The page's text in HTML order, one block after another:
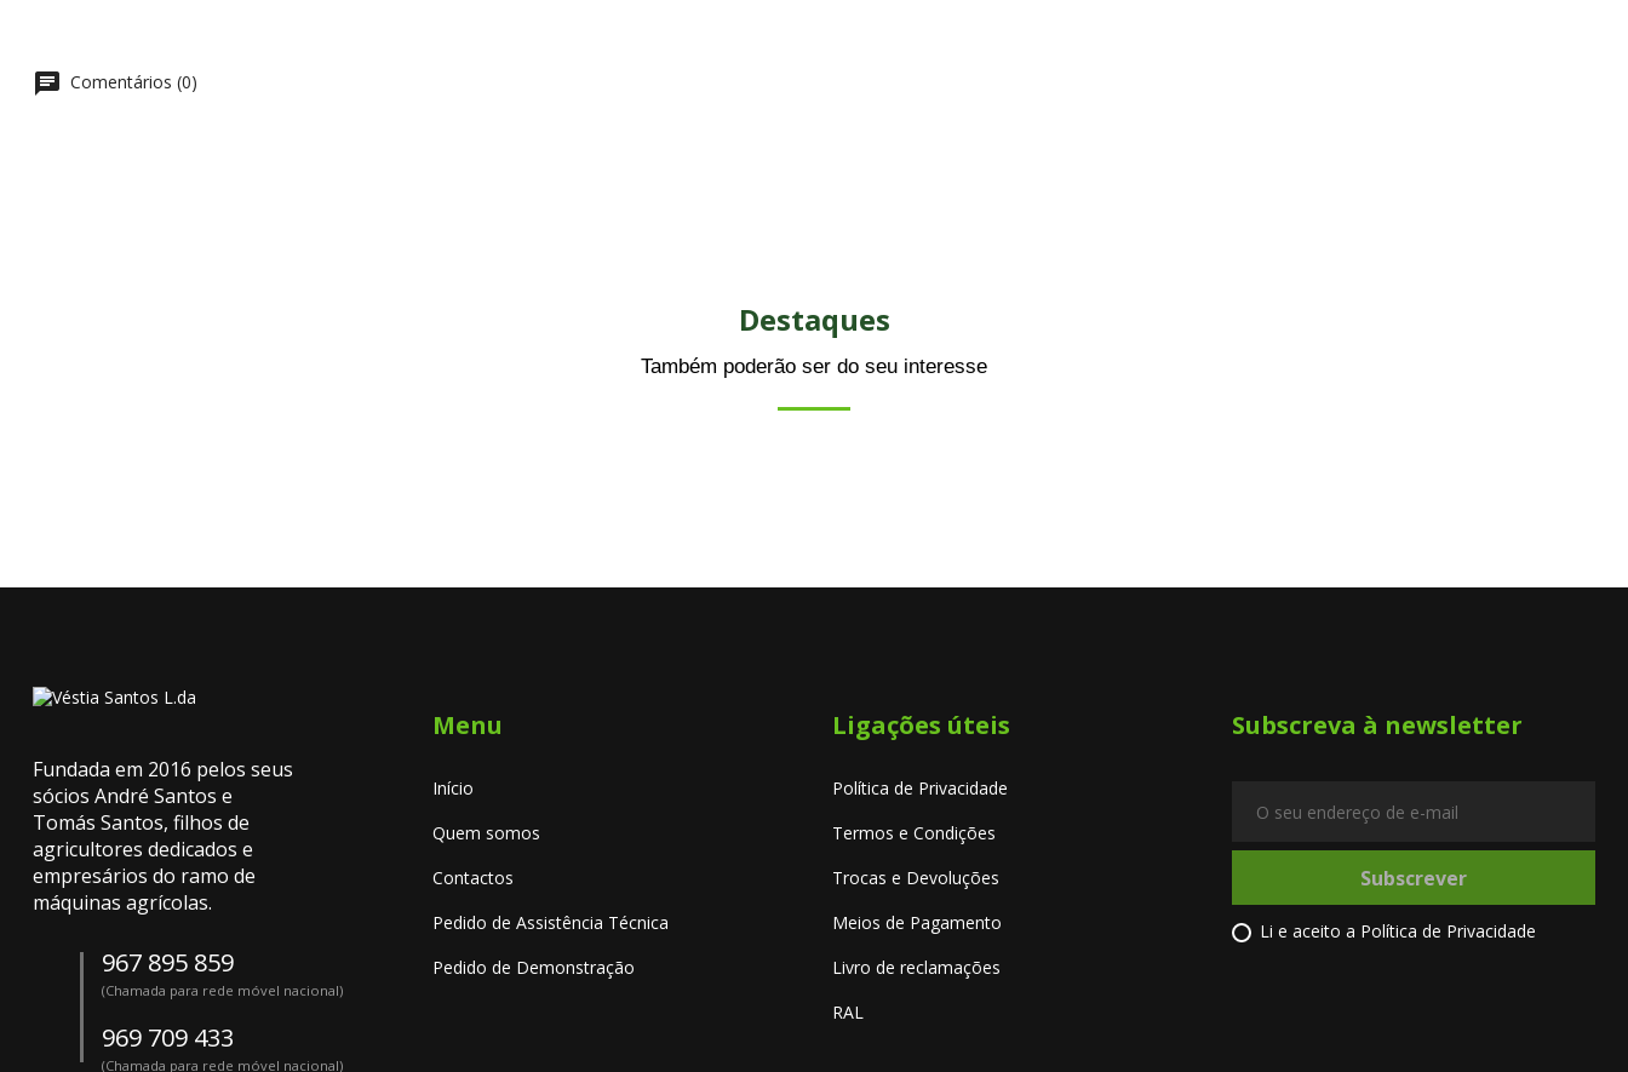
chat Comentários (0)
Destaques
Também poderão ser do seu interesse
Fundada em 2016 pelos seus
sócios André Santos e
Tomás Santos, filhos de
agricultores dedicados e
empresários do ramo de
máquinas agrícolas.
967 895 859
(Chamada para rede móvel nacional)
969 709 433
(Chamada para rede móvel nacional)
Menu
Início
Quem somos
Contactos
Pedido de Assistência Técnica
Pedido de Demonstração
Ligações úteis
Política de Privacidade
Termos e Condições
Trocas e Devoluções
Meios de Pagamento
Livro de reclamações
RAL
Subscreva à newsletter
Subscrever
Li e aceito a Política de Privacidade